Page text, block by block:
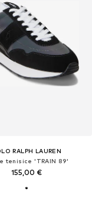
RALPH LAUREN
tenisice 'TRAIN 89'
155,00 €